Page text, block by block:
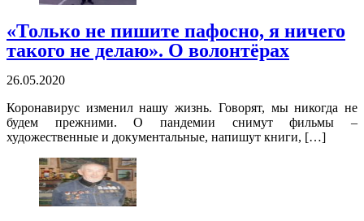
«Только не пишите пафосно, я ничего
такого не делаю». О волонтёрах
26.05.2020
Коронавирус изменил нашу жизнь. Говорят, мы никогда не
будем прежними. О пандемии снимут фильмы –
художественные и документальные, напишут книги, […]